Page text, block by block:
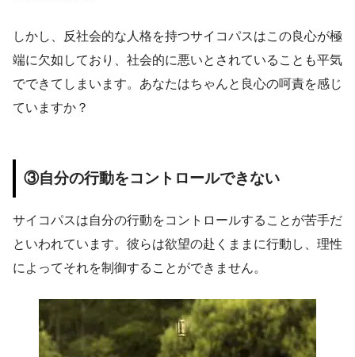
しかし、反社会的な人格を持つサイコパスはこの良心が極
端に欠如しており、社会的に悪いとされていることも平気
でできてしまいます。あなたはちゃんと良心の呵責を感じ
ていますか？
③自分の行動をコントロールできない
サイコパスは自分の行動をコントロールすることが苦手だ
といわれています。彼らは欲望の赴くままに行動し、理性
によってそれを制御することができません。